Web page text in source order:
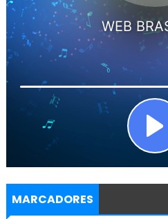
MARCADORES